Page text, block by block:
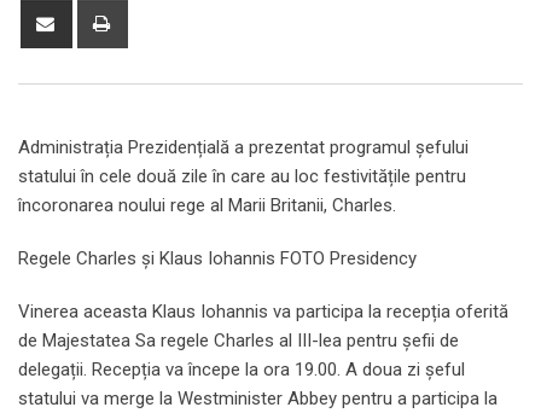
Share
Administrația Prezidențială a prezentat programul șefului
statului în cele două zile în care au loc festivitățile pentru
încoronarea noului rege al Marii Britanii, Charles.
Regele Charles și Klaus Iohannis FOTO Presidency
Vinerea aceasta Klaus Iohannis va participa la recepția oferită
de Majestatea Sa regele Charles al III-lea pentru șefii de
delegații. Recepția va începe la ora 19.00. A doua zi șeful
statului va merge la Westminister Abbey pentru a participa la